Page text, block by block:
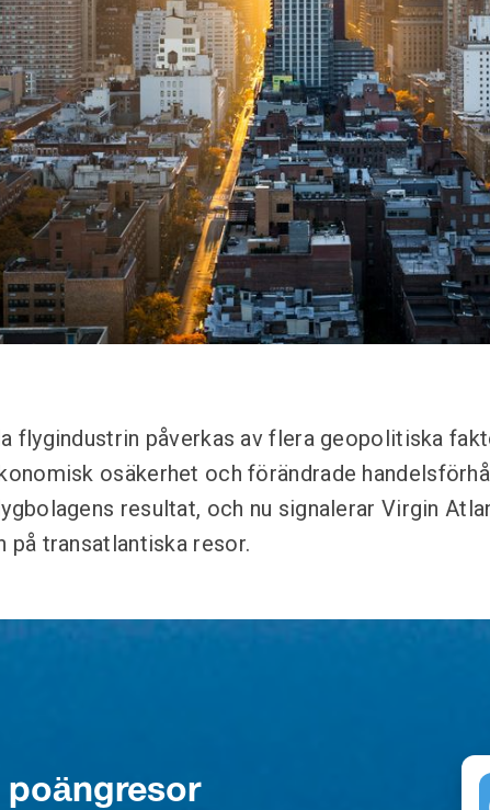
flygindustrin påverkas av flera geopolitiska
osäkerhet och förändrade
resultat, och nu signalerar Virgin
på transatlantiska resor.
poängresor